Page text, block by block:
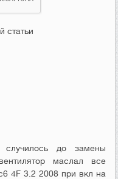
статьи
до замены
маслал все
4F 3.2 2008 при вкл на